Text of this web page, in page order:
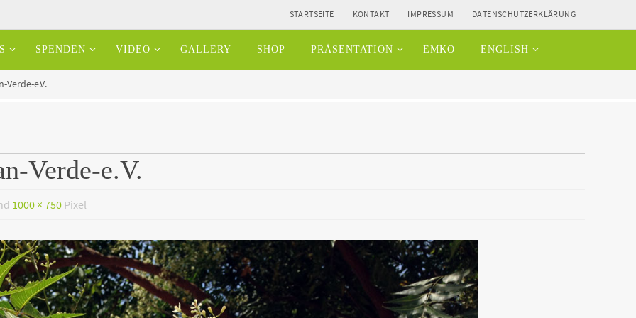
STARTSEITE KONTAKT IMPRESSUM DATENSCHUTZERKLÄRUNG
SPENDEN VIDEO GALLERY SHOP PRÄSENTATION EMKO ENGLISH
Verde-e.V.
Verde-e.V.
1000 × 750 Pixel